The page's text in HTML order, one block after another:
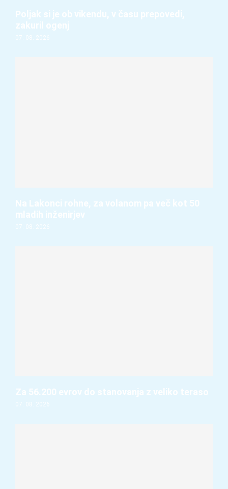
Poljak si je ob vikendu, v času prepovedi,
zakuril ogenj
07. 08. 2026
Na Lakonci rohne, za volanom pa več kot 50
mladih inženirjev
07. 08. 2026
Za 56.200 evrov do stanovanja z veliko teraso
07. 08. 2026